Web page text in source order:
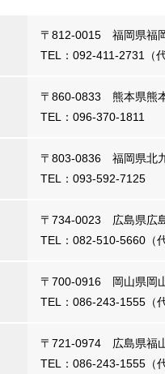
〒812-0015 福岡県福
TEL：092-411-2731（代
〒860-0833 熊本県熊
TEL：096-370-1811
〒803-0836 福岡県北
TEL：093-592-7125
〒734-0023 広島県広
TEL：082-510-5660（代
〒700-0916 岡山県岡
TEL：086-243-1555（代
〒721-0974 広島県福
TEL：086-243-1555（代